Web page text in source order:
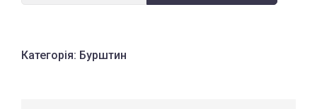
Категорія: Бурштин